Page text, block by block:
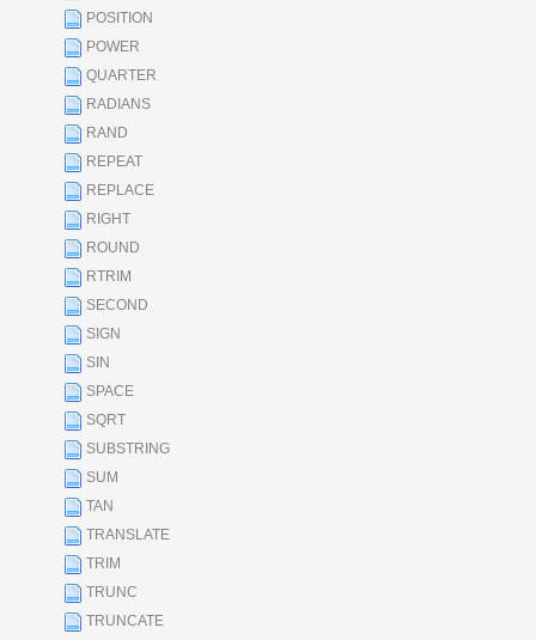
POSITION
POWER
QUARTER
RADIANS
RAND
REPEAT
REPLACE
RIGHT
ROUND
RTRIM
SECOND
SIGN
SIN
SPACE
SQRT
SUBSTRING
SUM
TAN
TRANSLATE
TRIM
TRUNC
TRUNCATE